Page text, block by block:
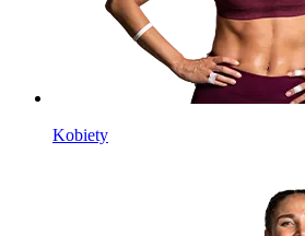
Kobiety